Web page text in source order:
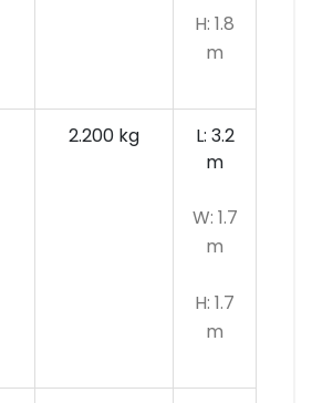
H: 1.8
m
2.200 kg
L: 3.2
m
W: 1.7
m
H: 1.7
m